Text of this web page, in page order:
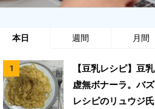
本日 週間 月間
【豆乳レシピ】豆乳
虚無ボナーラ。バズ
レシピのリュウジ氏